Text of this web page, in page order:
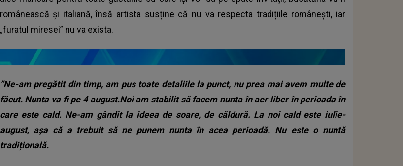
românească și italiană, însă artista susține că nu va respecta tradițiile românești, iar
„furatul miresei” nu va exista.
”Ne-am pregătit din timp, am pus toate detaliile la punct, nu prea mai avem multe de
făcut. Nunta va fi pe 4 august.Noi am stabilit să facem nunta în aer liber în perioada în
care este cald. Ne-am gândit la ideea de soare, de căldură. La noi cald este iulie-
august, așa că a trebuit să ne punem nunta în acea perioadă. Nu este o nuntă
tradițională.